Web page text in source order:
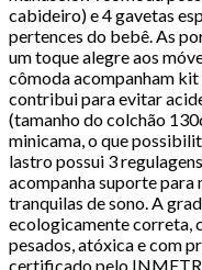
cabideiro) e 4 gavetas
pertences do bebê. As
um toque alegre aos
cômoda acompanham
contribui para evitar
(tamanho do colchão
minicama, o que
lastro possui 3
acompanha suporte para
tranquilas de sono. A
ecologicamente correta,
pesados, atóxica e com
certificado pelo